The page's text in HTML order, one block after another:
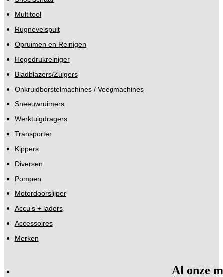
Multitool
Rugnevelspuit
Opruimen en Reinigen
Hogedrukreiniger
Bladblazers/Zuigers
Onkruidborstelmachines / Veegmachines
Sneeuwruimers
Werktuigdragers
Transporter
Kippers
Diversen
Pompen
Motordoorslijper
Accu’s + laders
Accessoires
Merken
Al onze